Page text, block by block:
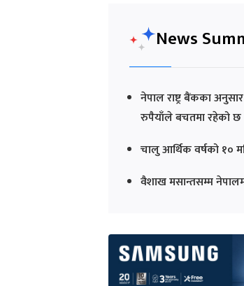
News
नेपाल राष्ट्र बैंकका
रुपैयाँले बचतमा रहेको छ
चालु आर्थिक वर्षको १०
वैशाख मसान्तसम्म